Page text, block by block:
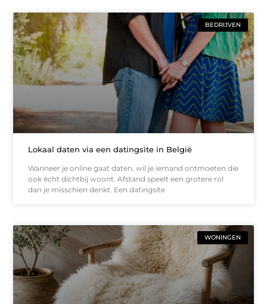
BEDRIJVEN
Lokaal daten via een datingsite in België
Wanneer je online gaat daten, wil je iemand ontmoeten die
ook écht dichtbij woont. Afstand speelt een grotere rol
dan je misschien denkt. Een datingsite
WONINGEN